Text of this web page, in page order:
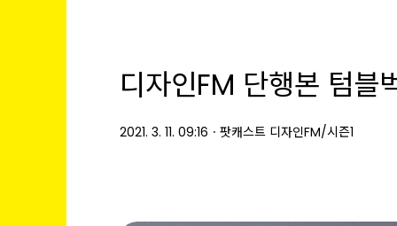
디자인FM 단행본 텀블
2021. 3. 11. 09:16 ㆍ 팟캐스트 디자인FM/시즌1